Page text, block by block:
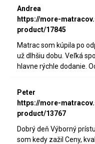
Andrea
https://more-
product/17845
Matrac som kúpila po
už dlhšiu dobu. Veľká
hlavne rýchle dodanie.
Peter
https://more-
product/13767
Dobrý deň Výborný
som kedy zažil Ceny,